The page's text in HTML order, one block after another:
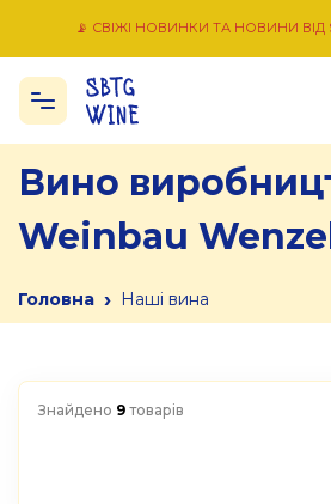
📡 СВІЖІ НОВИНКИ ТА НОВИНИ ВІД
Вино
Weinbau
Головна › Наші вина
Знайдено 9 товарів